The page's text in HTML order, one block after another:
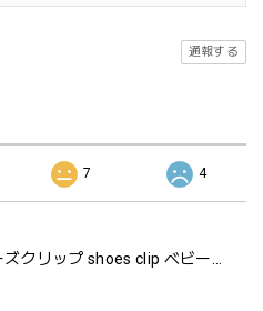
通報する
7 4